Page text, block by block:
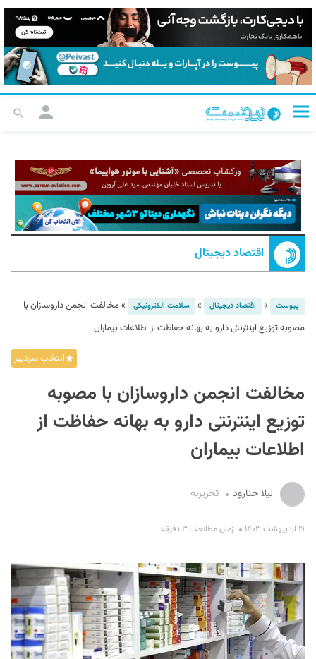
اقتصاد دیجیتال
پیوست » اقتصاد دیجیتال » سلامت الکترونیکی »مخالفت انجمن داروسازان با
مصوبه توزیع اینترنتی دارو به بهانه حفاظت از اطلاعات بیماران
انتخاب سردبیر
مخالفت انجمن داروسازان با مصوبه
توزیع اینترنتی دارو به بهانه حفاظت از
اطلاعات بیماران
لیلا حنارود تحریریه
۱۹ اردیبهشت ۱۴۰۳ زمان مطالعه : ۳ دقیقه